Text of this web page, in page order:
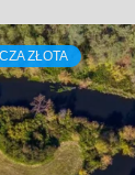
ZŁOTA